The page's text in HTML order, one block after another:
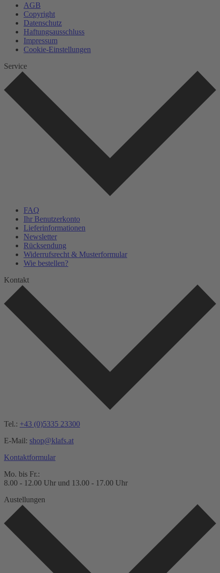
AGB
Copyright
Datenschutz
Haftungsausschluss
Impressum
Cookie-Einstellungen
Service
FAQ
Ihr Benutzerkonto
Lieferinformationen
Newsletter
Rücksendung
Widerrufsrecht & Musterformular
Wie bestellen?
Kontakt
Tel.: +43 (0)5335 23300
E-Mail: shop@klafs.at
Kontaktformular
Mo. bis Fr.:
8.00 - 12.00 Uhr und 13.00 - 17.00 Uhr
Austellungen